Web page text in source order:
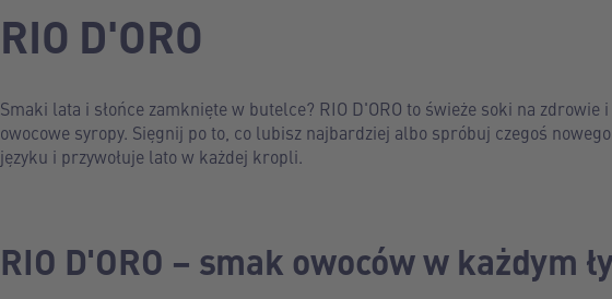
RIO D'ORO
Smaki lata i słońce zamknięte w butelce? RIO D'ORO to świeże soki na
owocowe syropy. Sięgnij po to, co lubisz najbardziej albo spróbuj czegoś
języku i przywołuje lato w każdej kropli.
RIO D'ORO – smak owoców w każdym